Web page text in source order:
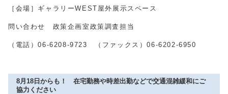
［会場］ギャラリーWEST 屋外展示スペース
問い合わせ 政策企画室政策調査担当
（電話）06-6208-9723 （ファックス）06-6202-6950
8月18日からも！ 在宅勤務や時差出勤などで交通混雑緩和にご
協力ください